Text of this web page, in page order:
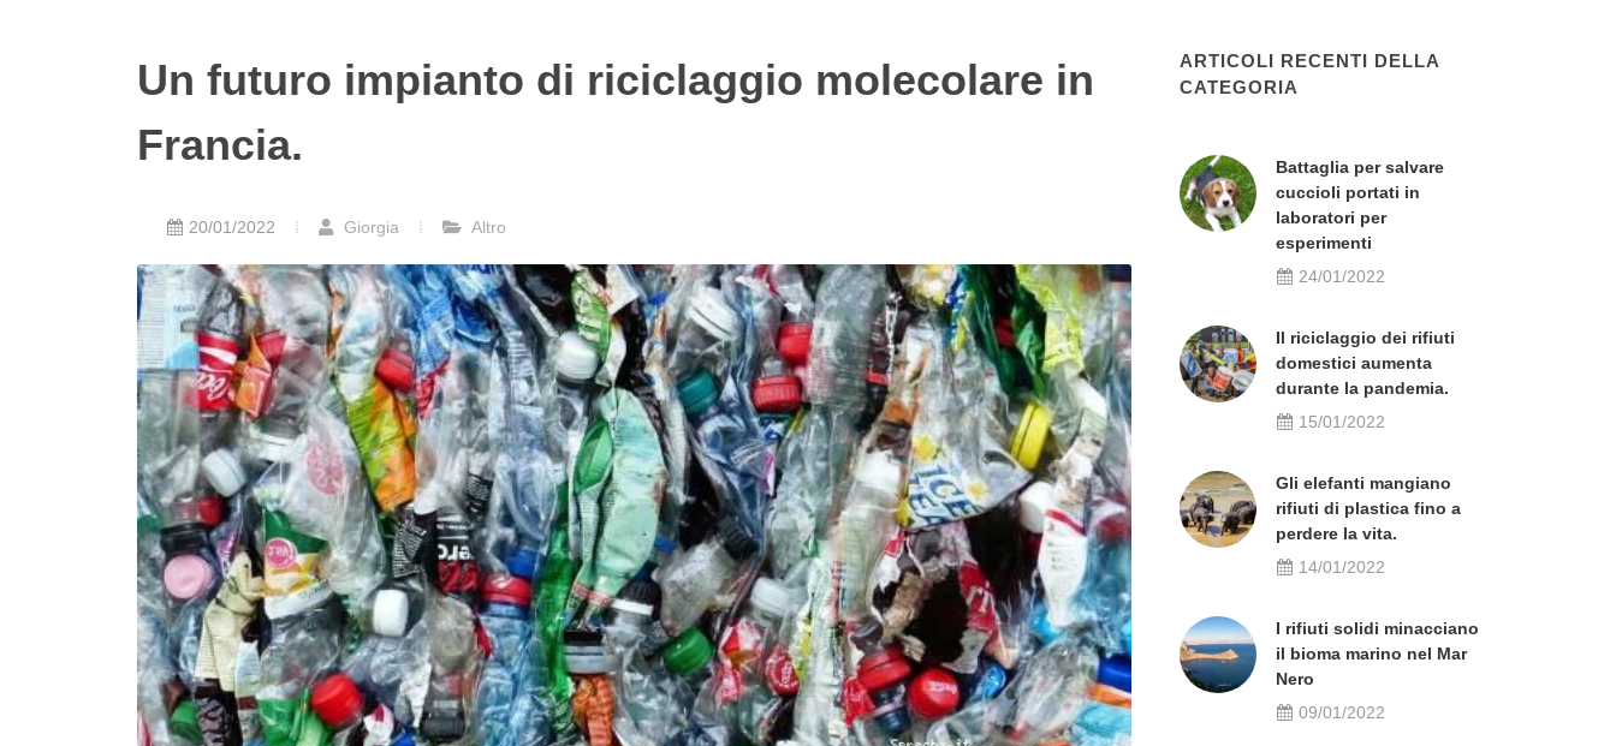
Un futuro impianto di riciclaggio molecolare in
Francia.
20/01/2022 Giorgia Altro
ARTICOLI RECENTI DELLA
CATEGORIA
Battaglia per salvare
cuccioli portati in
laboratori per
esperimenti
24/01/2022
Il riciclaggio dei rifiuti
domestici aumenta
durante la pandemia.
15/01/2022
Gli elefanti mangiano
rifiuti di plastica fino a
perdere la vita.
14/01/2022
I rifiuti solidi minacciano
il bioma marino nel Mar
Nero
09/01/2022